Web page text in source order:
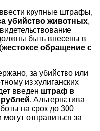
ввести крупные штрафы,
убийство животных,
быть внесены в
жестокое обращение с
за убийство или
из хулиганских
введен штраф в
. Альтернатива
на срок до 300
отправиться за